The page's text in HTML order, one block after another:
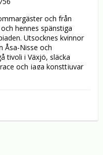
och från
hennes spänstiga
Utsocknes kvinnor
Åsa-Nisse och
tivoli i Växjö, släcka
och jaga konsttjuvar